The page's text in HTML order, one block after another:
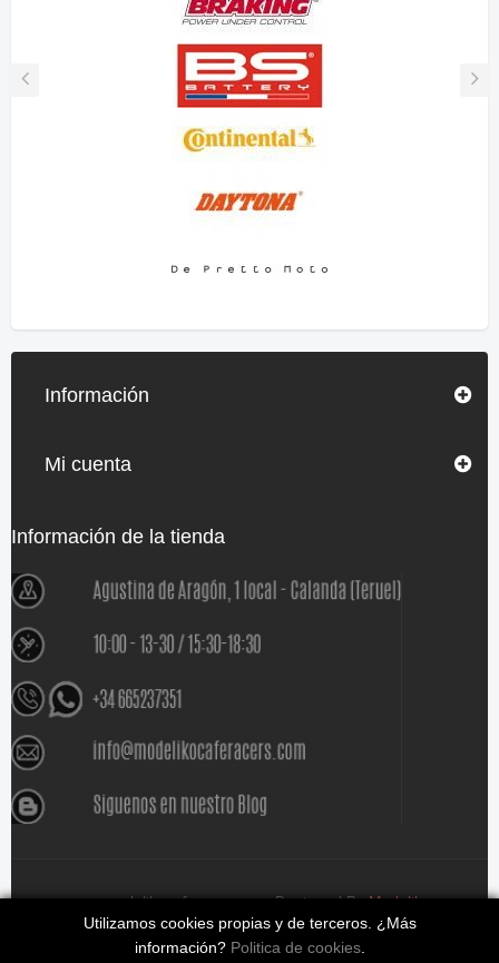
Información
Mi cuenta
Información de la tienda
Utilizamos cookies propias y de terceros. ¿Más
información? Politica de cookies.
www.modelikocaferacers.com Designed By Modeliko